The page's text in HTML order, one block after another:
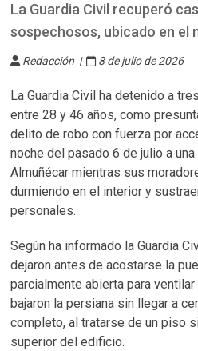
La Guardia Civil recuperó
sospechosos, ubicado en el
Redacción | 8 de julio de 2026
La Guardia Civil ha detenido a
entre 28 y 46 años, como
delito de robo con fuerza por
noche del pasado 6 de julio a
Almuñécar mientras sus
durmiendo en el interior y
personales.
Según ha informado la Guardia
dejaron antes de acostarse la
parcialmente abierta para
bajaron la persiana sin llegar a
completo, al tratarse de un piso
superior del edificio.